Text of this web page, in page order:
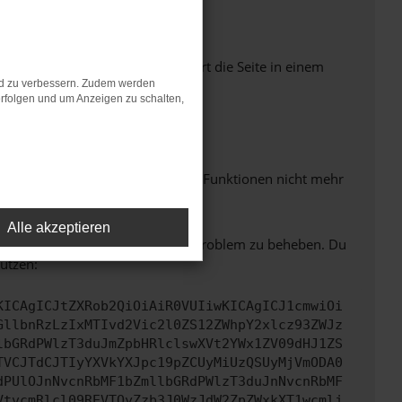
Seiten verhindern. Funktioniert die Seite in einem
dazu führen, dass bestimmte Funktionen nicht mehr
Wir werden versuchen, das Problem zu beheben. Du
zu verbessern. Zudem werden
und um Anzeigen zu schalten,
Alle akzeptieren